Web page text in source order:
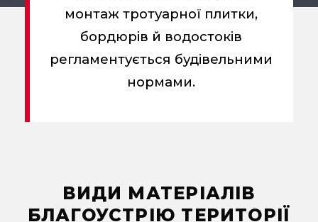
монтаж тротуарної плитки,
бордюрів й водостоків
регламентується будівельними
нормами.
ВИДИ МАТЕРІАЛІВ
БЛАГОУСТРІЮ ТЕРИТОРІЇ